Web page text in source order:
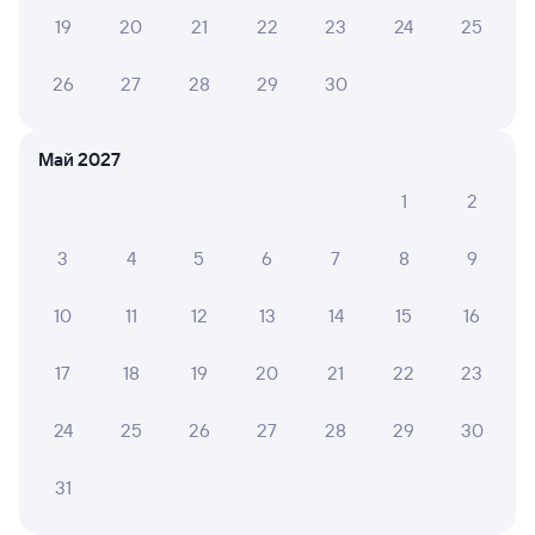
8,3
Гостиница "Саратов"
по этому направлению
Мы отображаем актуальные отзывы и не удаляем
19 20 21 22 23 24 25
26 27 28 29 30
Май 2027
1
2
3 4 5 6 7 8 9
10 11 12 13 14 15 16
17 18 19 20 21 22 23
24 25 26 27 28 29 30
31